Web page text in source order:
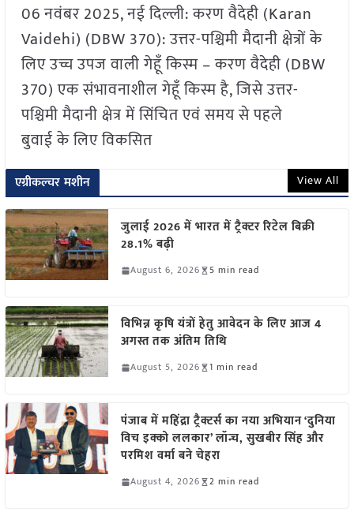
06 नवंबर 2025, नई दिल्ली: करण वैदेही (Karan
Vaidehi) (DBW 370): उत्तर-पश्चिमी मैदानी क्षेत्रों के
लिए उच्च उपज वाली गेहूँ किस्म – करण वैदेही (DBW
370) एक संभावनाशील गेहूँ किस्म है, जिसे उत्तर-
पश्चिमी मैदानी क्षेत्र में सिंचित एवं समय से पहले
बुवाई के लिए विकसित
एग्रीकल्चर मशीन View All
जुलाई 2026 में भारत में ट्रैक्टर रिटेल बिक्री
28.1% बढ़ी
August 6, 2026 5 min read
विभिन्न कृषि यंत्रों हेतु आवेदन के लिए आज 4
अगस्त तक अंतिम तिथि
August 5, 2026 1 min read
पंजाब में महिंद्रा ट्रैक्टर्स का नया अभियान ‘दुनिया
विच इक्को ललकार’ लॉन्च, सुखबीर सिंह और
परमिश वर्मा बने चेहरा
August 4, 2026 2 min read